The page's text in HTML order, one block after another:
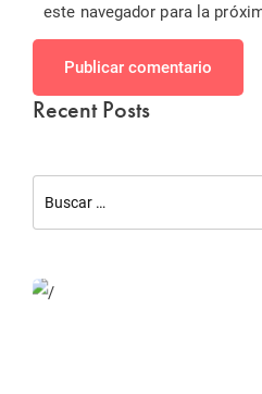
este navegador para la
Publicar comentario
Recent Posts